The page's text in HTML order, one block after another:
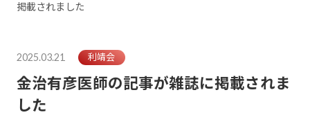
掲載されました
2025.03.21 利靖会
金治有彦医師の記事が雑誌に掲載されま
した